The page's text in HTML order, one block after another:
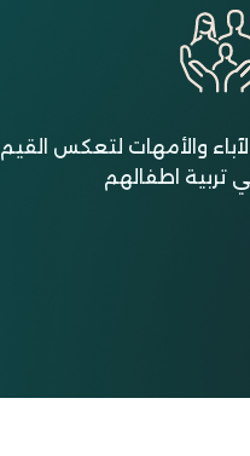
والأمهات لتعكس القيم
تربية اطفالهم